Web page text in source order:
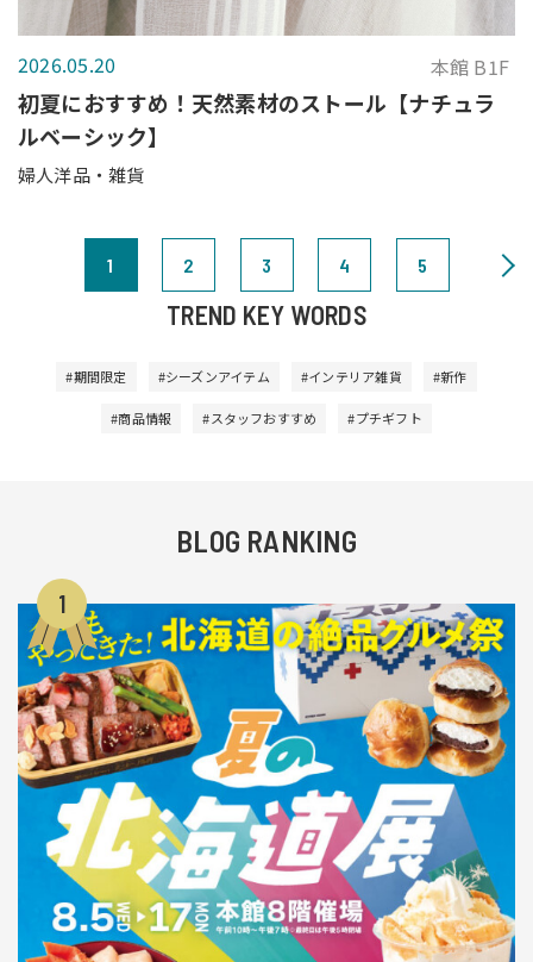
2026.05.20 本館 B1F
初夏におすすめ！天然素材のストール【ナチュラ
ルベーシック】
婦人洋品・雑貨
1 2 3 4 5
TREND KEY WORDS
#期間限定 #シーズンアイテム #インテリア雑貨 #新作
#商品情報 #スタッフおすすめ #プチギフト
BLOG RANKING
1